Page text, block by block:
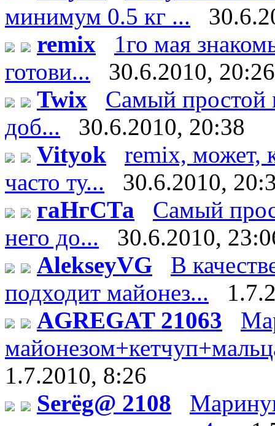
минимум 0.5 кг ...
remix
1го мая
готови...
30.6.2010, 20:26
Twix
Самый простой
доб...
30.6.2010, 20:38
Vityok
remix, может,
часто ту...
30.6.2010,
гаНгСТа
Самый
него до...
30.6.2010,
AlekseyVG
В
подходит майонез...
AGREGAT 21063
1.7.2010, 8:26
Serёg@ 2108